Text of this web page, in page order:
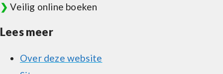
❯ Veilig online boeken
Lees meer
Over deze website